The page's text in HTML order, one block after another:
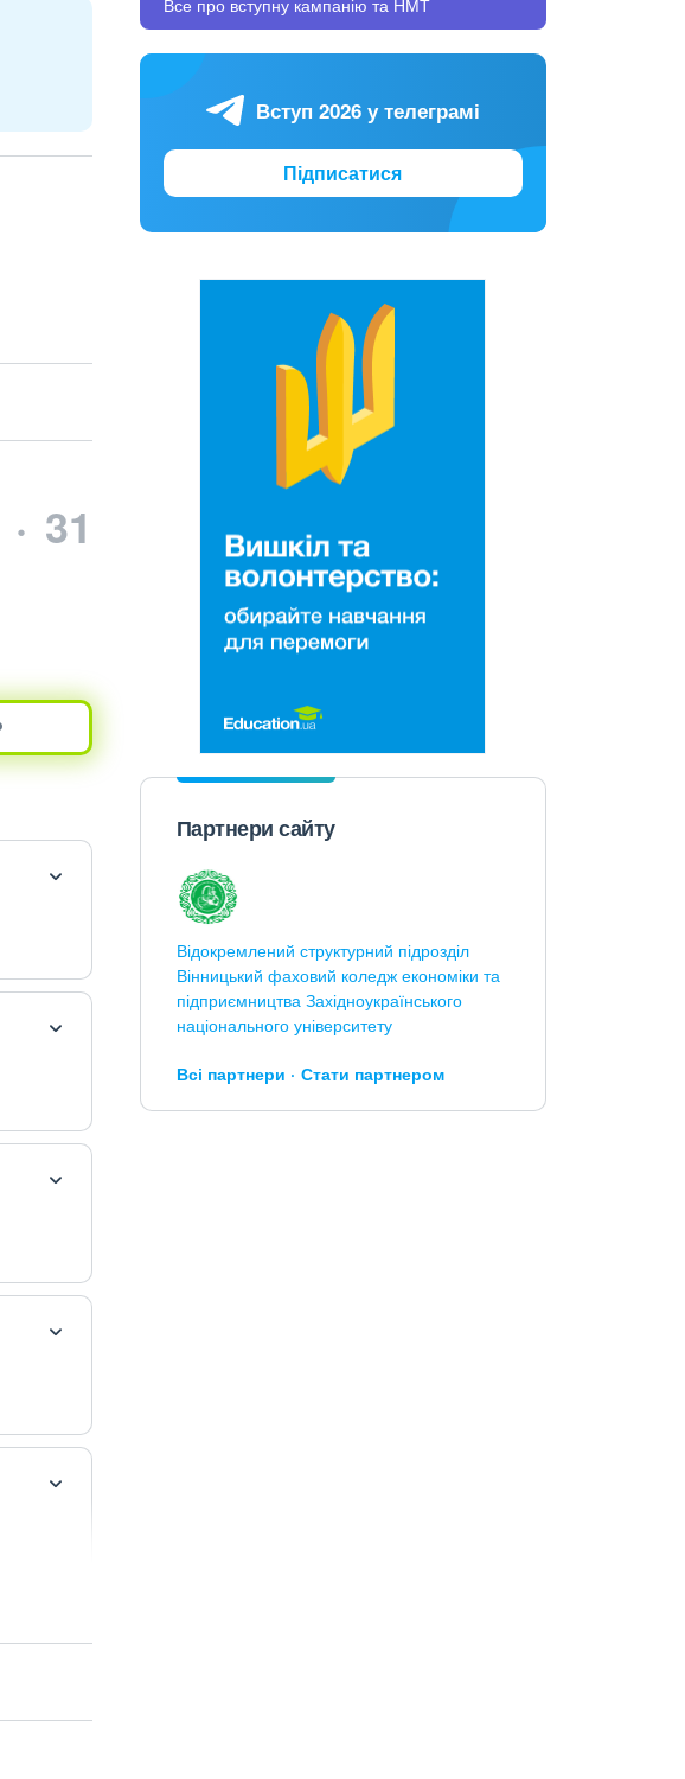
31
Все про вступну кампанію та НМТ
Вступ 2026 у телеграмі
Підписатися
Партнери сайту
Відокремлений структурний підрозділ
Вінницький фаховий коледж економіки та
підприємництва Західноукраїнського
національного університету
Всі партнери Стати партнером